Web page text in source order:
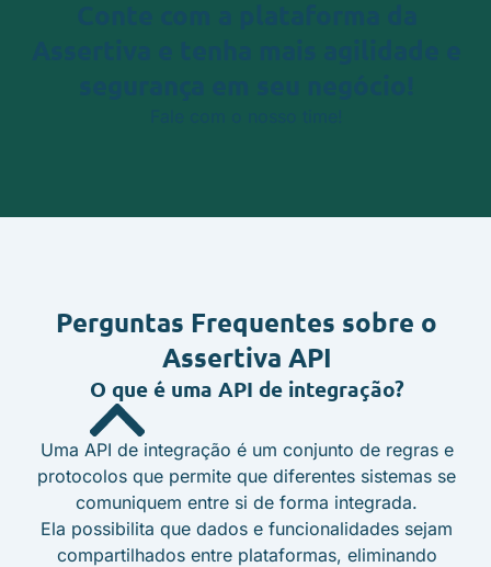
Perguntas Frequentes sobre o
Assertiva API
O que é uma API de integração?
Uma API de integração é um conjunto de regras e
protocolos que permite que diferentes sistemas se
comuniquem entre si de forma integrada.
Ela possibilita que dados e funcionalidades sejam
compartilhados entre plataformas, eliminando